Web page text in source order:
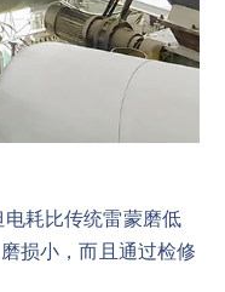
耗比传统雷蒙磨低
损小，而且通过检修